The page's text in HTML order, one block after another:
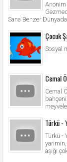
Anonim
Sana Benzer
Çocuk
Sosyal
Cemal
Cemal
Türkü -
Türkü -
yarimin,
aşığı